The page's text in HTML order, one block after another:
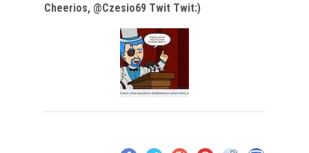
Cheerios, @Czesio69 Twit Twit:)